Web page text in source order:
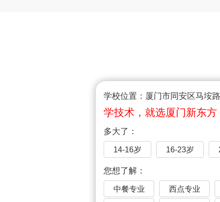
学校位置：厦门市同安区马垵
学技术，就选厦门新东方
多大了：
14-16岁 16-23岁
您想了解：
中餐专业 西点专业